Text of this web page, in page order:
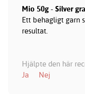
Mio 50g - Silver
Ett behagligt garn
resultat.
Hjälpte den här
Ja
Nej